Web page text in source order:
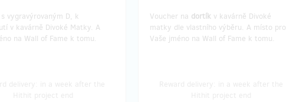
s vygravýrovaným D, k
v kavárně Divoké Matky. A
na Wall of Fame k tomu.
Voucher na dortík v kavárně Divoké
matky dle vlastního výběru. A místo pro
Vaše jméno na Wall of Fame k tomu.